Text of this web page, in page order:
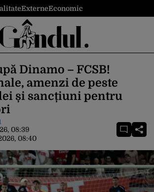
ExterneEconomic
Dinamo – FCSB!
amenzi de peste
și sancțiuni pentru
08:39
08:40